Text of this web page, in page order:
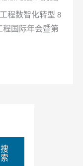
程数智化转型​ 8
程国际年会暨第
搜
索